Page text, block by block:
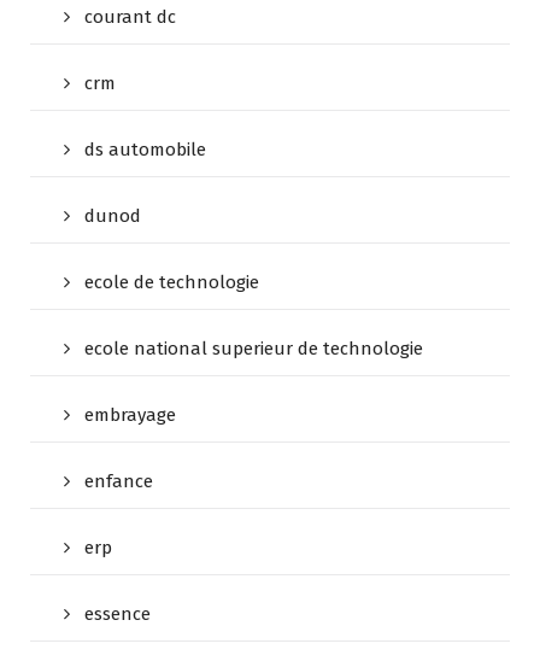
courant dc
crm
ds automobile
dunod
ecole de technologie
ecole national superieur de technologie
embrayage
enfance
erp
essence